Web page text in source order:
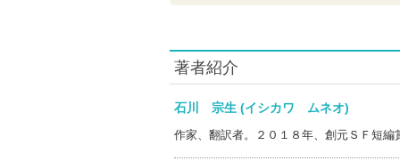
著者紹介
石川 宗生 (イシカワ ムネオ)
作家、翻訳者。２０１８年、創元ＳＦ短